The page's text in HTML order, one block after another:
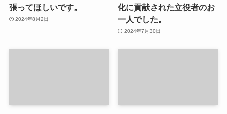
張ってほしいです。
2024年8月2日
化に貢献された立役者のお
一人でした。
2024年7月30日